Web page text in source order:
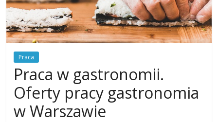
Praca
Praca w gastronomii.
Oferty pracy gastronomia
w Warszawie